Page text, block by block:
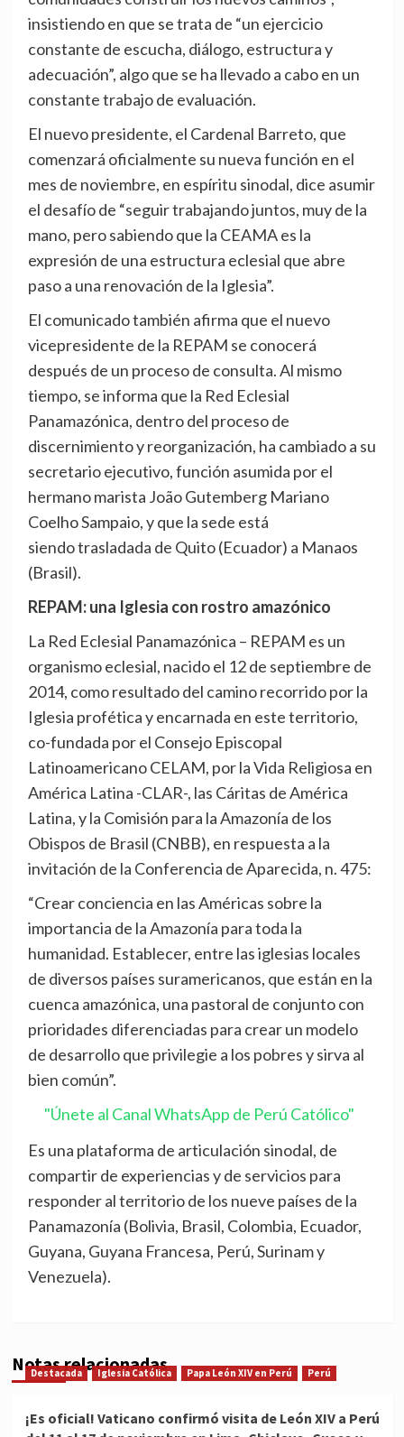
insistiendo en que se trata de “un ejercicio
constante de escucha, diálogo, estructura y
adecuación”, algo que se ha llevado a cabo en un
constante trabajo de evaluación.
El nuevo presidente, el Cardenal Barreto, que
comenzará oficialmente su nueva función en el
mes de noviembre, en espíritu sinodal, dice asumir
el desafío de “seguir trabajando juntos, muy de la
mano, pero sabiendo que la CEAMA es la
expresión de una estructura eclesial que abre
paso a una renovación de la Iglesia”.
El comunicado también afirma que el nuevo
vicepresidente de la REPAM se conocerá
después de un proceso de consulta. Al mismo
tiempo, se informa que la Red Eclesial
Panamazónica, dentro del proceso de
discernimiento y reorganización, ha cambiado a su
secretario ejecutivo, función asumida por el
hermano marista João Gutemberg Mariano
Coelho Sampaio, y que la sede está
siendo trasladada de Quito (Ecuador) a Manaos
(Brasil).
REPAM: una Iglesia con rostro amazónico
La Red Eclesial Panamazónica – REPAM es un
organismo eclesial, nacido el 12 de septiembre de
2014, como resultado del camino recorrido por la
Iglesia profética y encarnada en este territorio,
co-fundada por el Consejo Episcopal
Latinoamericano CELAM, por la Vida Religiosa en
América Latina -CLAR-, las Cáritas de América
Latina, y la Comisión para la Amazonía de los
Obispos de Brasil (CNBB), en respuesta a la
invitación de la Conferencia de Aparecida, n. 475:
“Crear conciencia en las Américas sobre la
importancia de la Amazonía para toda la
humanidad. Establecer, entre las iglesias locales
de diversos países suramericanos, que están en la
cuenca amazónica, una pastoral de conjunto con
prioridades diferenciadas para crear un modelo
de desarrollo que privilegie a los pobres y sirva al
bien común”.
"Únete al Canal WhatsApp de Perú Católico"
Es una plataforma de articulación sinodal, de
compartir de experiencias y de servicios para
responder al territorio de los nueve países de la
Panamazonía (Bolivia, Brasil, Colombia, Ecuador,
Guyana, Guyana Francesa, Perú, Surinam y
Venezuela).
Notas relacionadas
Destacada Iglesia Católica Papa León XIV en Perú Perú
¡Es oficial! Vaticano confirmó visita de León XIV a Perú